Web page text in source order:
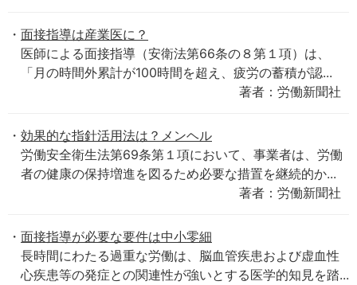
面接指導は産業医に？
医師による面接指導（安衛法第66条の８第１項）は、
「月の時間外累計が100時間を超え、疲労の蓄積が認...
著者：労働新聞社
効果的な指針活用法は？メンヘル
労働安全衛生法第69条第１項において、事業者は、労働
者の健康の保持増進を図るため必要な措置を継続的か...
著者：労働新聞社
面接指導が必要な要件は中小零細
長時間にわたる過重な労働は、脳血管疾患および虚血性
心疾患等の発症との関連性が強いとする医学的知見を踏...